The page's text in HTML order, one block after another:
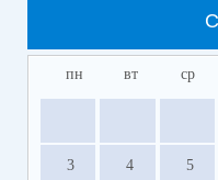
пн вт ср
3 4 5